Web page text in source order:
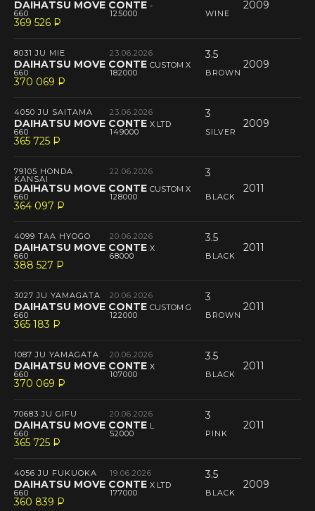
DAIHATSU MOVE CONTE - 2009
660 125000 WINE
369 526 P
--
8031 JU MIE 23.06.2026 3.5
DAIHATSU MOVE CONTE CUSTOM X 2009
660 182000 BROWN
370 069 P
--
4050 JU SAITAMA 23.06.2026 3
DAIHATSU MOVE CONTE X LTD 2009
660 149000 SILVER
365 725 P
--
79105 HONDA
KANSAI
22.06.2026
3
DAIHATSU MOVE CONTE CUSTOM X 2011
660 128000 BLACK
364 097 P
--
4099 TAA HYOGO 20.06.2026 3.5
DAIHATSU MOVE CONTE X 2011
660 68000 BLACK
388 527 P
--
3027 JU YAMAGATA 20.06.2026 3
DAIHATSU MOVE CONTE CUSTOM G 2011
660 122000 BROWN
365 183 P
--
1087 JU YAMAGATA 20.06.2026 3.5
DAIHATSU MOVE CONTE X 2011
660 107000 BLACK
370 069 P
--
70683 JU GIFU 20.06.2026 3
DAIHATSU MOVE CONTE L 2011
660 52000 PINK
365 725 P
--
4056 JU FUKUOKA 19.06.2026 3.5
DAIHATSU MOVE CONTE X LTD 2009
660 177000 BLACK
360 839 P
--